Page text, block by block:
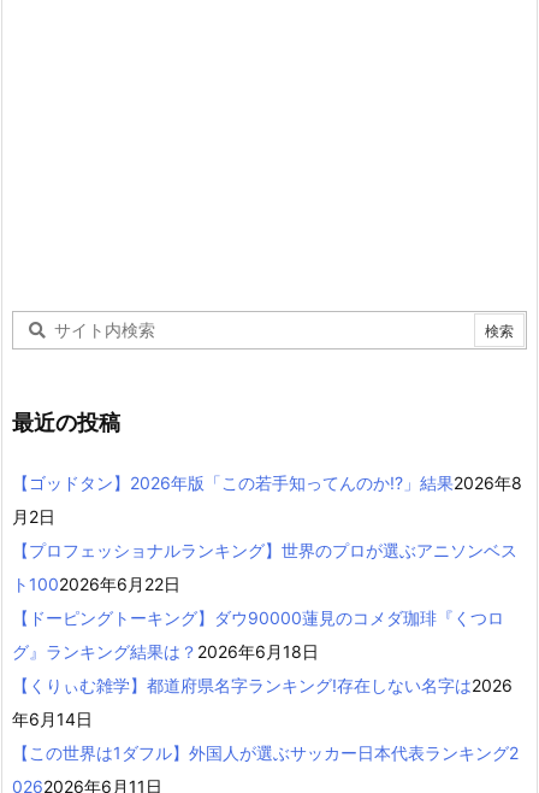
最近の投稿
【ゴッドタン】2026年版「この若手知ってんのか!?」結果2026年8
月2日
【プロフェッショナルランキング】世界のプロが選ぶアニソンベス
ト1002026年6月22日
【ドーピングトーキング】ダウ90000蓮見のコメダ珈琲『くつロ
グ』ランキング結果は？ 2026年6月18日
【くりぃむ雑学】都道府県名字ランキング!存在しない名字は2026
年6月14日
【この世界は1ダフル】外国人が選ぶサッカー日本代表ランキング2
0262026年6月11日